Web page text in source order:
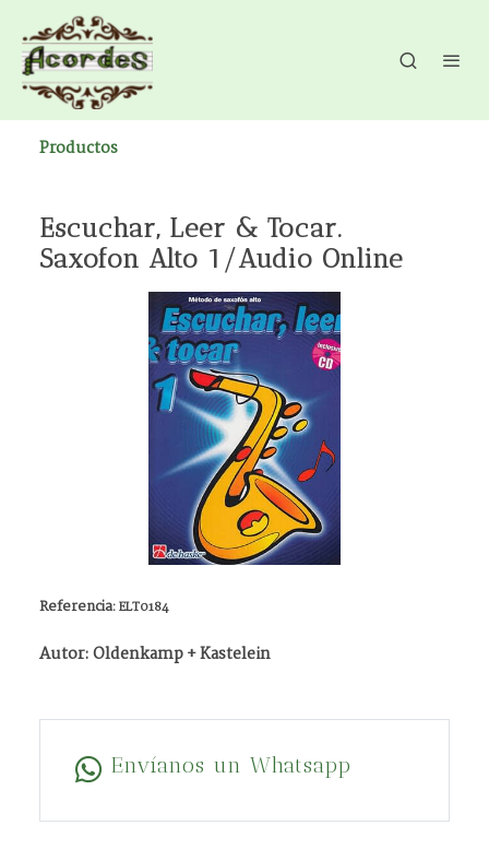
Productos
Escuchar, Leer & Tocar.
Saxofon Alto 1/Audio Online
Referencia:ELT0184
Autor: Oldenkamp + Kastelein
Envíanos un Whatsapp